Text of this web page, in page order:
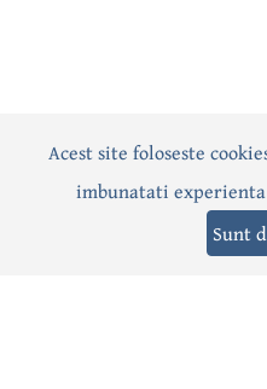
ActualitatePolitică
Editorial Sport
Acest site foloseste
imbunatati
Sunt